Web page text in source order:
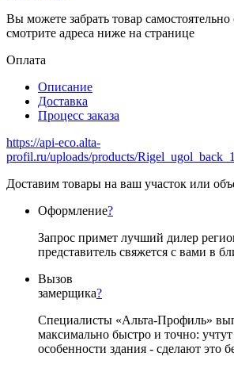
Вы можете забрать товар самостоятельно
смотрите адреса ниже на странице
Оплата
Описание
Доставка
Процесс заказа
https://api-eco.alta-
profil.ru/uploads/products/
Доставим товары на ваш участок или
Оформление?
Запрос примет лучший дилер
представитель свяжется с вами в
Вызов
замерщика?
Специалисты «Альта-Профиль»
максимально быстро и точно:
особенности здания - сделают это